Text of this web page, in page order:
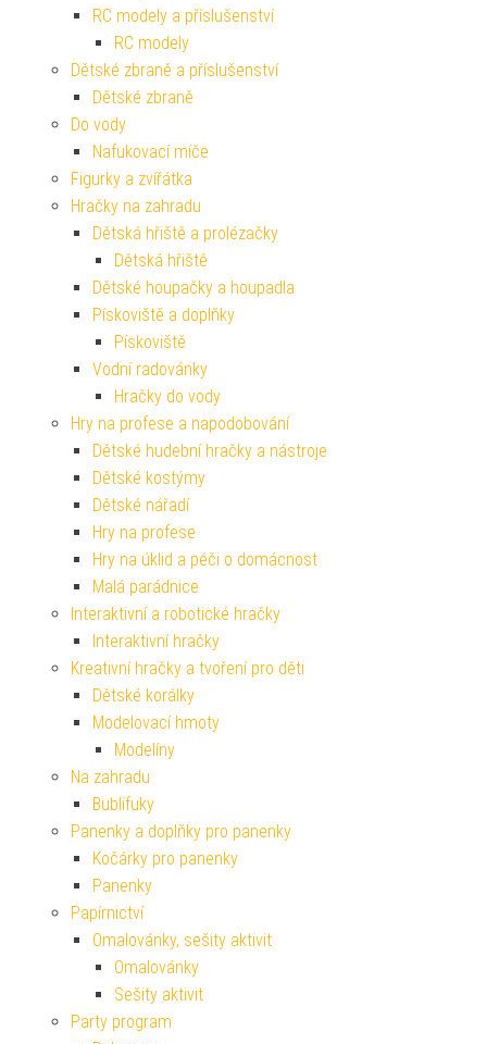
RC modely a příslušenství
RC modely
Dětské zbraně a příslušenství
Dětské zbraně
Do vody
Nafukovací míče
Figurky a zvířátka
Hračky na zahradu
Dětská hřiště a prolézačky
Dětská hřiště
Dětské houpačky a houpadla
Pískoviště a doplňky
Pískoviště
Vodní radovánky
Hračky do vody
Hry na profese a napodobování
Dětské hudební hračky a nástroje
Dětské kostýmy
Dětské nářadí
Hry na profese
Hry na úklid a péči o domácnost
Malá parádnice
Interaktivní a robotické hračky
Interaktivní hračky
Kreativní hračky a tvoření pro děti
Dětské korálky
Modelovací hmoty
Modelíny
Na zahradu
Bublifuky
Panenky a doplňky pro panenky
Kočárky pro panenky
Panenky
Papírnictví
Omalovánky, sešity aktivit
Omalovánky
Sešity aktivit
Party program